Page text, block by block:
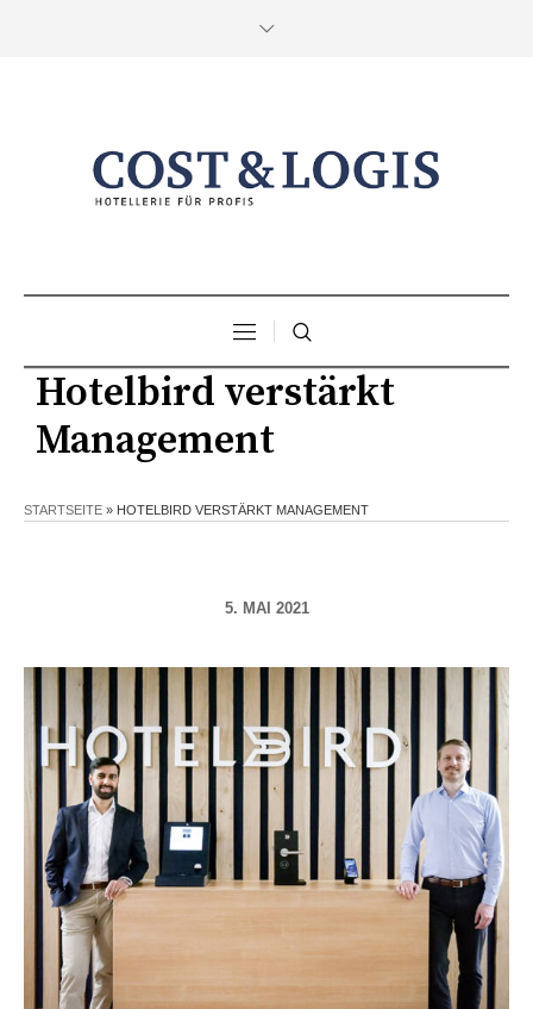
Hotelbird verstärkt
Management
STARTSEITE » HOTELBIRD VERSTÄRKT MANAGEMENT
5. MAI 2021